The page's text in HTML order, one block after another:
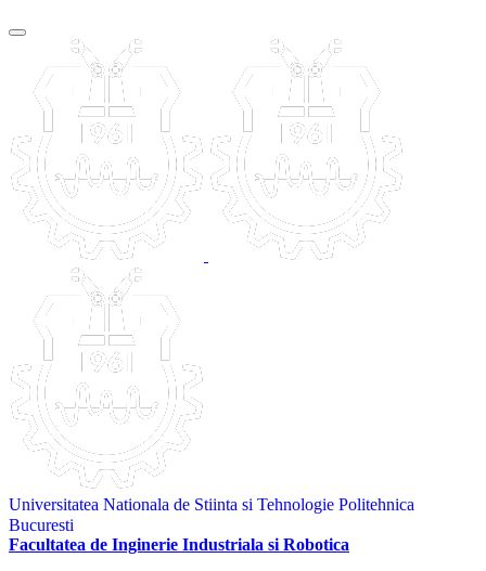
Universitatea Nationala de Stiinta si Tehnologie Politehnica
Bucuresti
Facultatea de Inginerie Industriala si Robotica